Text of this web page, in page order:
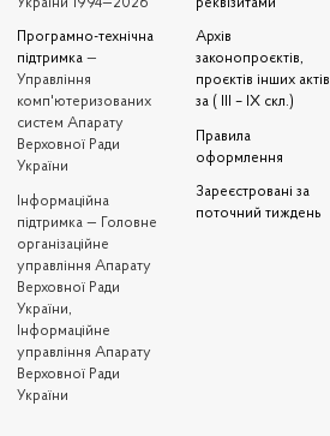
України 1994—2026
Програмно-технічна
підтримка —
Управління
комп'ютеризованих
систем Апарату
Верховної Ради
України
Iнформаційна
підтримка — Головне
організаційне
управління Апарату
Верховної Ради
України,
Інформаційне
управління Апарату
Верховної Ради
України
реквізитами
Архів
законопроєктів,
проєктів інших актів
за ( III – IX скл.)
Правила
оформлення
Зареєстровані за
поточний тиждень